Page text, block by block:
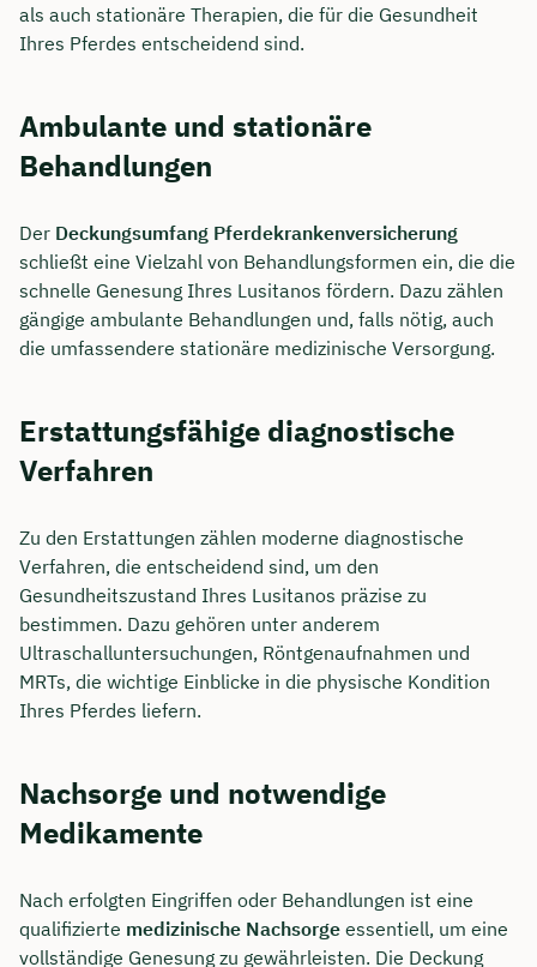
als auch stationäre Therapien, die für die Gesundheit
Ihres Pferdes entscheidend sind.
Ambulante und stationäre
Behandlungen
Der Deckungsumfang Pferdekrankenversicherung
schließt eine Vielzahl von Behandlungsformen ein, die die
schnelle Genesung Ihres Lusitanos fördern. Dazu zählen
gängige ambulante Behandlungen und, falls nötig, auch
die umfassendere stationäre medizinische Versorgung.
Erstattungsfähige diagnostische
Verfahren
Zu den Erstattungen zählen moderne diagnostische
Verfahren, die entscheidend sind, um den
Gesundheitszustand Ihres Lusitanos präzise zu
bestimmen. Dazu gehören unter anderem
Ultraschalluntersuchungen, Röntgenaufnahmen und
MRTs, die wichtige Einblicke in die physische Kondition
Ihres Pferdes liefern.
Nachsorge und notwendige
Medikamente
Nach erfolgten Eingriffen oder Behandlungen ist eine
qualifizierte medizinische Nachsorge essentiell, um eine
vollständige Genesung zu gewährleisten. Die Deckung